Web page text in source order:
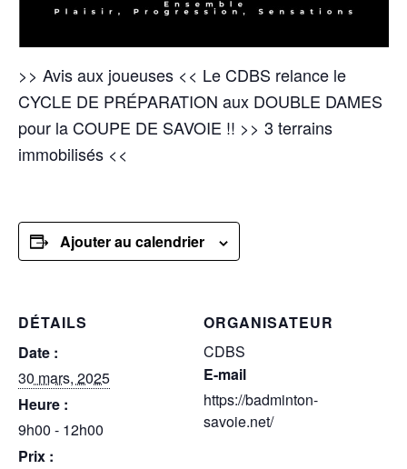
>> Avis aux joueuses << Le CDBS relance le
CYCLE DE PRÉPARATION aux DOUBLE DAMES
pour la COUPE DE SAVOIE !! >> 3 terrains
immobilisés <<
Ajouter au calendrier
DÉTAILS
Date :
30 mars, 2025
Heure :
9h00 - 12h00
Prix :
ORGANISATEUR
CDBS
E-mail
https://badminton-
savoie.net/